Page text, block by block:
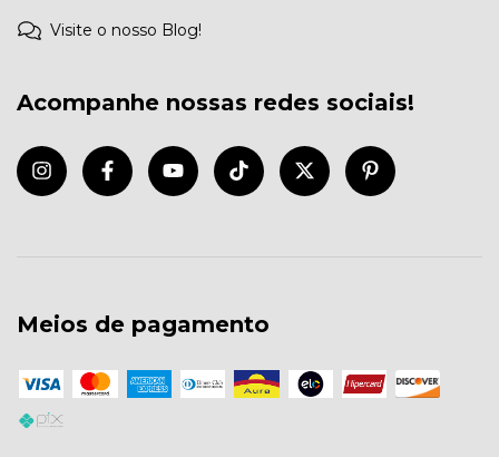
Visite o nosso Blog!
Acompanhe nossas redes sociais!
Meios de pagamento